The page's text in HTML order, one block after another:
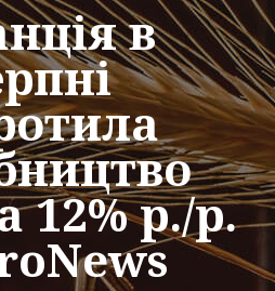
в
12% р./р.